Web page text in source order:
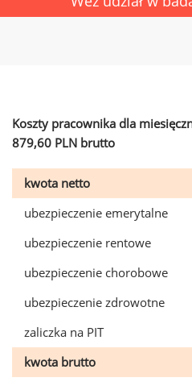
Koszty pracownika dla
879,60 PLN brutto
kwota netto
ubezpieczenie emerytalne
ubezpieczenie rentowe
ubezpieczenie chorobowe
ubezpieczenie zdrowotne
zaliczka na PIT
kwota brutto